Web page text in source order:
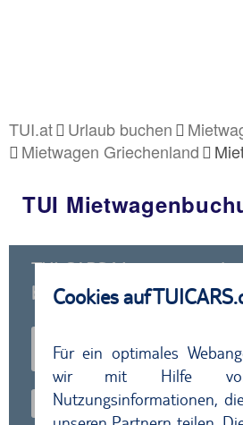
TUI.at Urlaub buchen
Mietwagen Griechenland
TUI